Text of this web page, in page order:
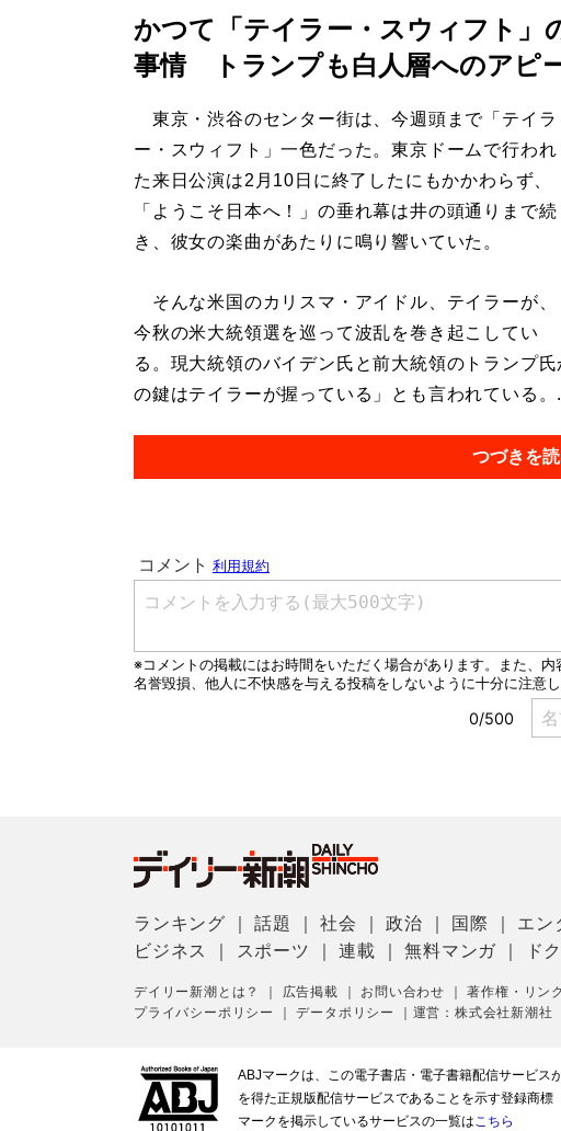
かつて「テイラー・スウィフト」
事情 トランプも白人層へのアピ
東京・渋谷のセンター街は、今週頭まで「テイラ
ー・スウィフト」一色だった。東京ドームで行われ
た来日公演は2月10日に終了したにもかかわらず、
「ようこそ日本へ！」の垂れ幕は井の頭通りまで続
き、彼女の楽曲があたりに鳴り響いていた。
そんな米国のカリスマ・アイドル、テイラーが、
今秋の米大統領選を巡って波乱を巻き起こしてい
る。現大統領のバイデン氏と前大統領のトランプ
の鍵はテイラーが握っている」とも言われている。
つづきを
ランキング ｜話題 ｜社会 ｜政治 国際 エン
ビジネス
スポーツ ｜連載 ｜無料マンガ ド
デイリー新潮とは？ 広告掲載 お問い合わせ ｜著作権・リンク
プライバシーポリシー
｜データポリシー 運営：株式会社新潮社
ABJマークは、この電子書店・電子書籍配信サービス
を得た正規版配信サービスであることを示す登録商
マークを掲示しているサービスの一覧は こちら